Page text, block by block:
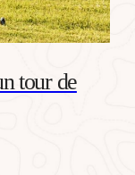
tour de